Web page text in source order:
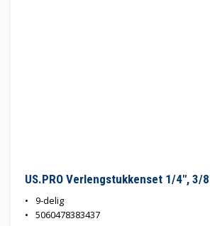
US.PRO Verlengstukkenset 1/4", 3/
9-delig
5060478383437